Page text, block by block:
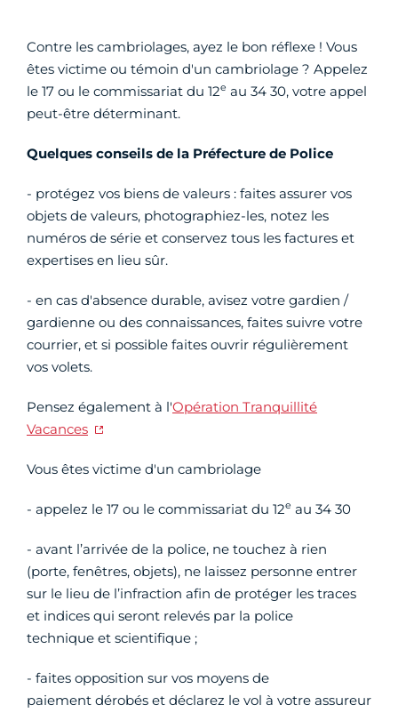
Contre les cambriolages, ayez le bon réflexe ! Vous
êtes victime ou témoin d'un cambriolage ? Appelez
le 17 ou le commissariat du 12e au 34 30, votre appel
peut-être déterminant.
Quelques conseils de la Préfecture de Police
- protégez vos biens de valeurs : faites assurer vos
objets de valeurs, photographiez-les, notez les
numéros de série et conservez tous les factures et
expertises en lieu sûr.
- en cas d'absence durable, avisez votre gardien /
gardienne ou des connaissances, faites suivre votre
courrier, et si possible faites ouvrir régulièrement
vos volets.
Pensez également à l'Opération Tranquillité
Vacances
Vous êtes victime d'un cambriolage
- appelez le 17 ou le commissariat du 12e au 34 30
- avant l’arrivée de la police, ne touchez à rien
(porte, fenêtres, objets), ne laissez personne entrer
sur le lieu de l’infraction afin de protéger les traces
et indices qui seront relevés par la police
technique et scientifique ;
- faites opposition sur vos moyens de
paiement dérobés et déclarez le vol à votre assureur